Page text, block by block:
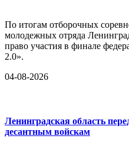
По итогам отборочных
молодежных отряда
право участия в финале
2.0».
04-08-2026
Ленинградская область
десантным войскам